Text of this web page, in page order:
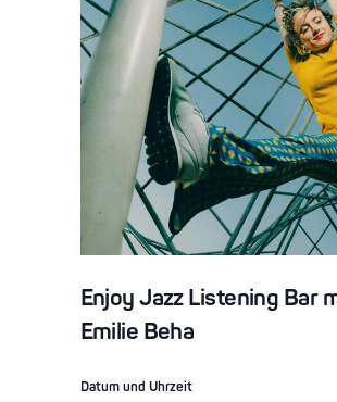
Enjoy Jazz Listening Bar
Emilie Beha
Datum und Uhrzeit